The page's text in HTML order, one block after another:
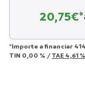
20,75€*
*Importe a financiar
TIN 0,00 % / TAE 4,61 %